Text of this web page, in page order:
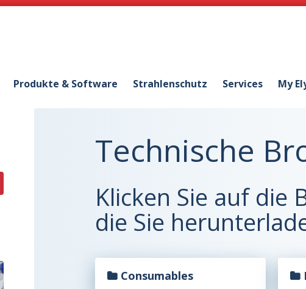
Produkte & Software Strahlenschutz Services My
Technische
Klicken Sie auf die
die Sie
Consumables